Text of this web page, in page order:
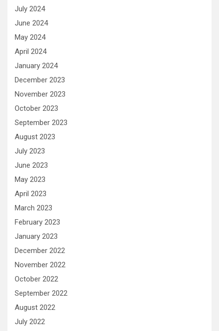
July 2024
June 2024
May 2024
April 2024
January 2024
December 2023
November 2023
October 2023
September 2023
August 2023
July 2023
June 2023
May 2023
April 2023
March 2023
February 2023
January 2023
December 2022
November 2022
October 2022
September 2022
August 2022
July 2022